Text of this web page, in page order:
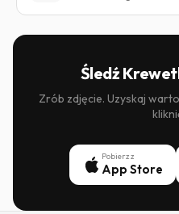
Śledź
Zrób zdjęcie. Uzyskaj
Pobierz z
App Store